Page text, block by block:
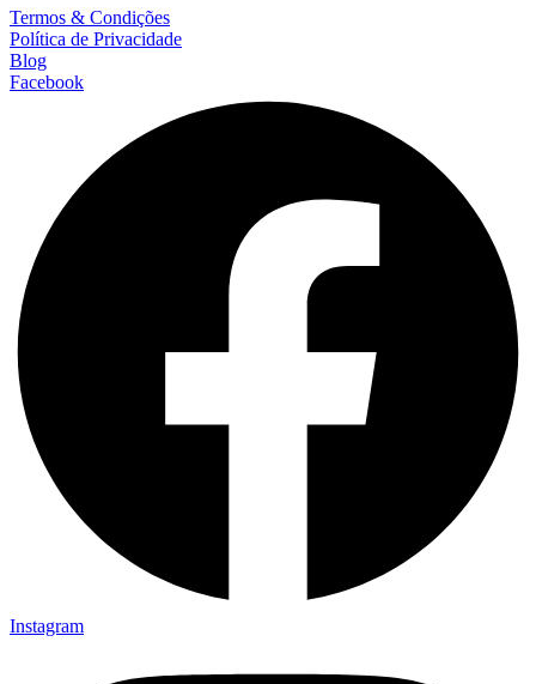
Termos & Condições
Política de Privacidade
Blog
Facebook
Instagram